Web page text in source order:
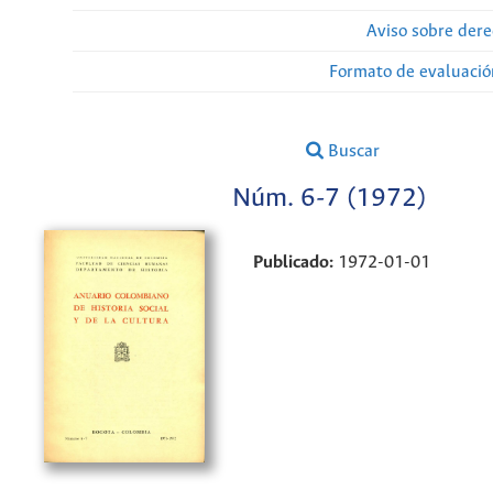
Aviso sobre
Formato de
Buscar
Núm. 6-7 (1972)
Publicado: 1972-01-01